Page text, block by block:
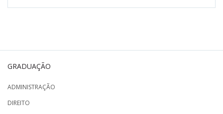
GRADUAÇÃO
ADMINISTRAÇÃO
DIREITO